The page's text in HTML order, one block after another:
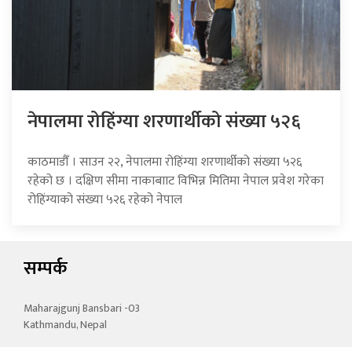
नेपालमा रोहिंग्या शरणार्थीको संख्या ५२६
काठमाडौँ । साउन २२, नेपालमा रोहिंग्या शरणार्थीको संख्या ५२६
रहेको छ । दक्षिण सीमा नाकाबााट विभिन्न मितिमा नेपाल प्रवेश गरेका
रोहिंग्याको संख्या ५२६ रहेको नेपाल
सम्पर्क
Maharajgunj Bansbari -03
Kathmandu, Nepal